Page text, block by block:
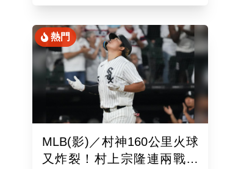
先發5局好投技驚四座
熱門
MLB(影)／村神160公里火球
又炸裂！村上宗隆連兩戰開